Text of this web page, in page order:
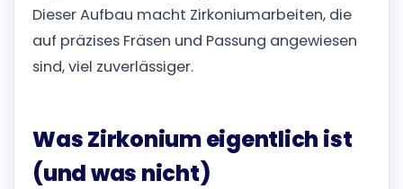
Dieser Aufbau macht Zirkoniumarbeiten, die
auf präzises Fräsen und Passung angewiesen
sind, viel zuverlässiger.
Was Zirkonium eigentlich ist
(und was nicht)